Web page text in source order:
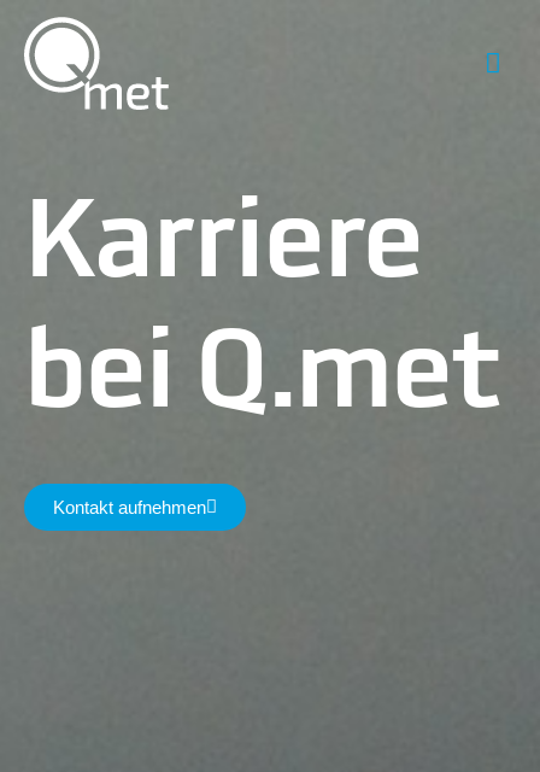
Inhalt
springen
Karriere
bei Q.met
Kontakt aufnehmen